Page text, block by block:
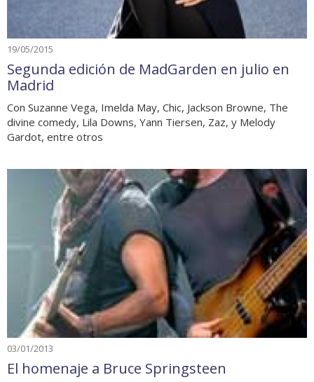
19/05/2015
Segunda edición de MadGarden en julio en
Madrid
Con Suzanne Vega, Imelda May, Chic, Jackson Browne, The
divine comedy, Lila Downs, Yann Tiersen, Zaz, y Melody
Gardot, entre otros
03/01/2013
El homenaje a Bruce Springsteen